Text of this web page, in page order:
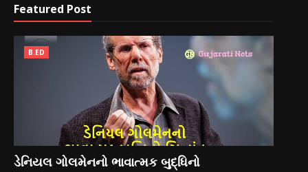
Featured Post
B.ED
ડેનિયલ ગોલમેનનો ભાવાત્મક બુદ્ધિનો